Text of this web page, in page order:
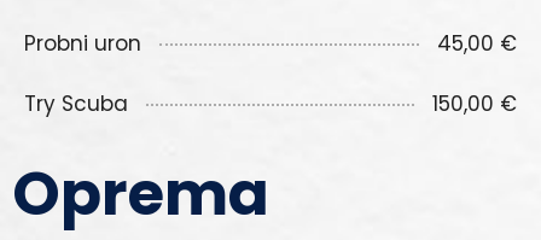
Probni uron 45,00 €
Try Scuba 150,00 €
Oprema